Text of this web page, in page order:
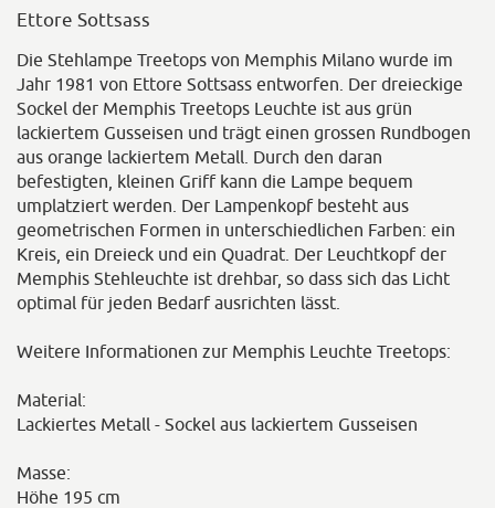
Ettore Sottsass
Die Stehlampe Treetops von Memphis Milano wurde im
Jahr 1981 von Ettore Sottsass entworfen. Der dreieckige
Sockel der Memphis Treetops Leuchte ist aus grün
lackiertem Gusseisen und trägt einen grossen Rundbogen
aus orange lackiertem Metall. Durch den daran
befestigten, kleinen Griff kann die Lampe bequem
umplatziert werden. Der Lampenkopf besteht aus
geometrischen Formen in unterschiedlichen Farben: ein
Kreis, ein Dreieck und ein Quadrat. Der Leuchtkopf der
Memphis Stehleuchte ist drehbar, so dass sich das Licht
optimal für jeden Bedarf ausrichten lässt.
Weitere Informationen zur Memphis Leuchte Treetops:
Material:
Lackiertes Metall - Sockel aus lackiertem Gusseisen
Masse:
Höhe 195 cm